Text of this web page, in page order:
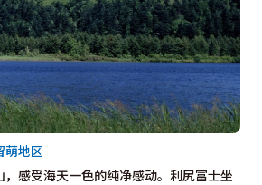
感受海天一色的纯净感动。利尻富士坐
萌地区